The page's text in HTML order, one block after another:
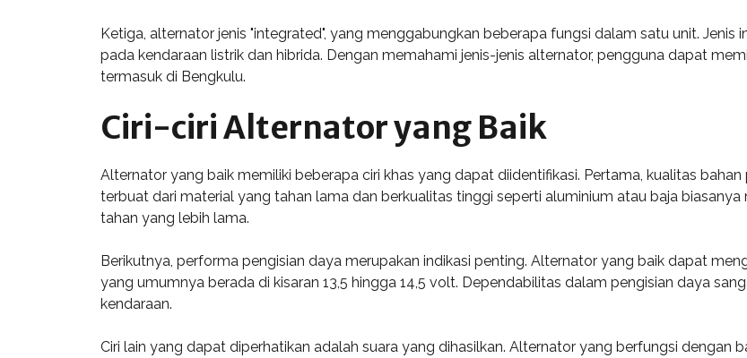
Ketiga, alternator jenis "integrated", yang menggabungkan beberapa fungsi dalam satu unit. Jenis
pada kendaraan listrik dan hibrida. Dengan memahami jenis-jenis alternator, pengguna dapat
termasuk di Bengkulu.
Ciri-ciri Alternator yang Baik
Alternator yang baik memiliki beberapa ciri khas yang dapat diidentifikasi. Pertama, kualitas
terbuat dari material yang tahan lama dan berkualitas tinggi seperti aluminium atau baja
tahan yang lebih lama.
Berikutnya, performa pengisian daya merupakan indikasi penting. Alternator yang baik dapat
yang umumnya berada di kisaran 13,5 hingga 14,5 volt. Dependabilitas dalam pengisian daya
kendaraan.
Ciri lain yang dapat diperhatikan adalah suara yang dihasilkan. Alternator yang berfungsi dengan